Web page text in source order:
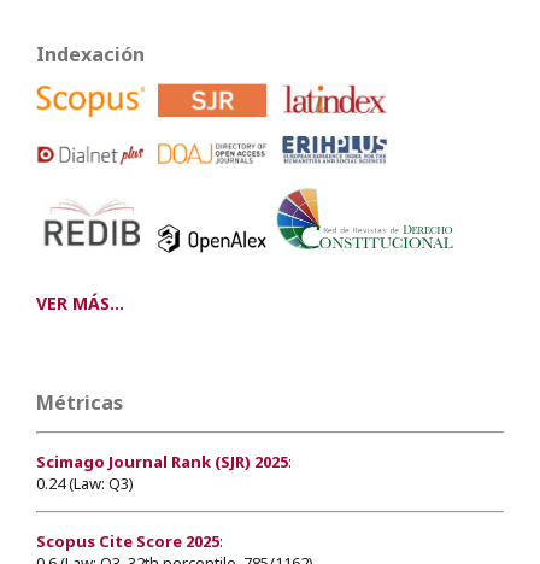
Indexación
VER MÁS...
Métricas
Scimago Journal Rank (SJR) 2025:
0.24 (Law: Q3)
Scopus Cite Score 2025: